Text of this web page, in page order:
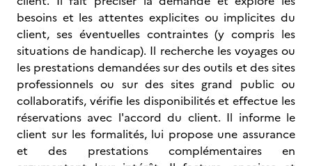
besoins et les attentes explicites ou implicites du
client, ses éventuelles contraintes (y compris les
situations de handicap). Il recherche les voyages ou
les prestations demandées sur des outils et des sites
professionnels ou sur des sites grand public ou
collaboratifs, vérifie les disponibilités et effectue les
réservations avec l'accord du client. Il informe le
client sur les formalités, lui propose une assurance
et des prestations complémentaires en